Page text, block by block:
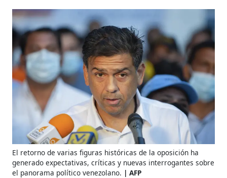
El retorno de varias figuras históricas de la oposición ha
generado expectativas, críticas y nuevas interrogantes sobre
el panorama político venezolano.
AFP